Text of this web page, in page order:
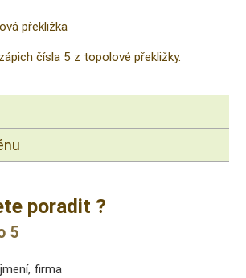
překližka
čísla 5 z topolové překližky.
poradit ?
5
firma